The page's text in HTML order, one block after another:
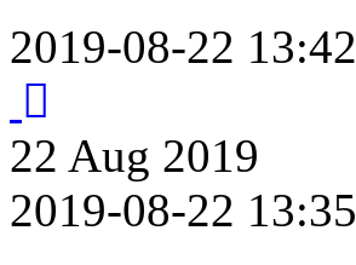
2019-08-22 13:42
22 Aug 2019
2019-08-22 13:35